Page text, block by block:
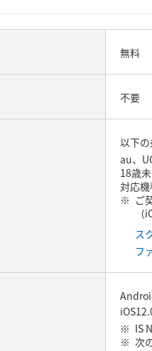
無料
不要
以下の
au、
18歳
対応
ご
ス
フ
IS
次